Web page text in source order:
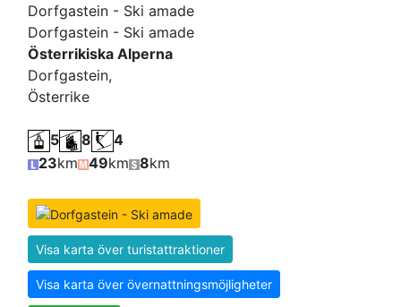
Dorfgastein - Ski amade
Dorfgastein - Ski amade
Österrikiska Alperna
Dorfgastein,
Österrike
5 8
4
23km 49km 8km
Visa karta över turistattraktioner
Visa karta över övernattningsmöjligheter